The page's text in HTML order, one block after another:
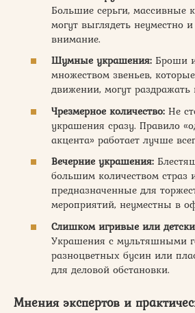
Большие серьги, массивные
могут выглядеть неуместно
внимание.
Шумные украшения: Броши
множеством звеньев,
движении, могут раздражать
Чрезмерное количество: Не
украшения сразу. Правило
акцента» работает лучше
Вечерние украшения:
большим количеством страз
предназначенные для
мероприятий, неуместны в
Слишком игривые или
Украшения с мультяшными
разноцветных бусин или
для деловой обстановки.
Мнения экспертов и